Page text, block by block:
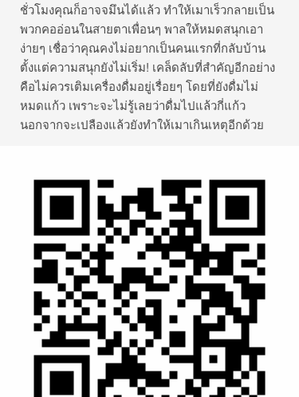
ชั่วโมงคุณก็อาจจมึนได้แล้ว ทำให้เมาเร็วกลายเป็น
พวกคออ่อนในสายตาเพื่อนๆ พาลให้หมดสนุกเอา
ง่ายๆ เชื่อว่าคุณคงไม่อยากเป็นคนแรกที่กลับบ้าน
ตั้งแต่ความสนุกยังไม่เริ่ม! เคล็ดลับที่สำคัญอีกอย่าง
คือไม่ควรเติมเครื่องดื่มอยู่เรื่อยๆ โดยที่ยังดื่มไม่
หมดแก้ว เพราะจะไม่รู้เลยว่าดื่มไปแล้วกี่แก้ว
นอกจากจะเปลืองแล้วยังทำให้เมาเกินเหตุอีกด้วย